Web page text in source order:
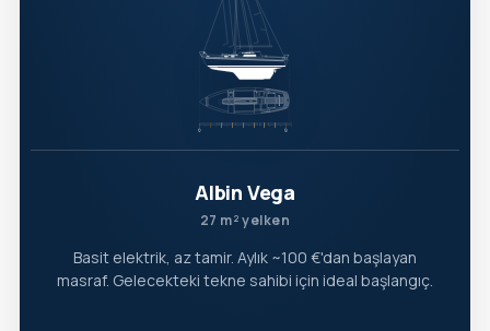
Albin Vega
27 m² yelken
Basit elektrik, az tamir. Aylık ~100 €'dan başlayan
masraf. Gelecekteki tekne sahibi için ideal başlangıç.